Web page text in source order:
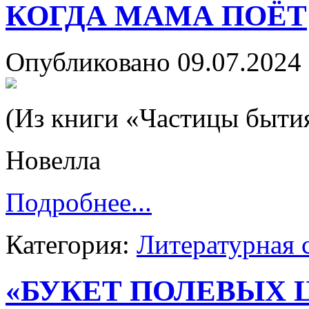
КОГДА МАМА ПОЁТ
Опубликовано
(Из книги «Частицы
Новелла
Подробнее...
Категория: Литературная
«БУКЕТ ПОЛЕВЫХ